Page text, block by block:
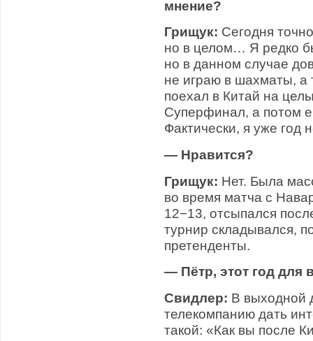
мнение?
Грищук: Сегодня
но в целом… Я редко
но в данном случае
не играю в шахматы, а
поехал в Китай на
Суперфинал, а потом
Фактически, я уже
— Нравится?
Грищук: Нет. Была
во время матча с
12−13, отсыпался
турнир складывался,
претенденты.
— Пётр, этот год для
Свидлер: В выходной
телекомпанию дать
такой: «Как вы после